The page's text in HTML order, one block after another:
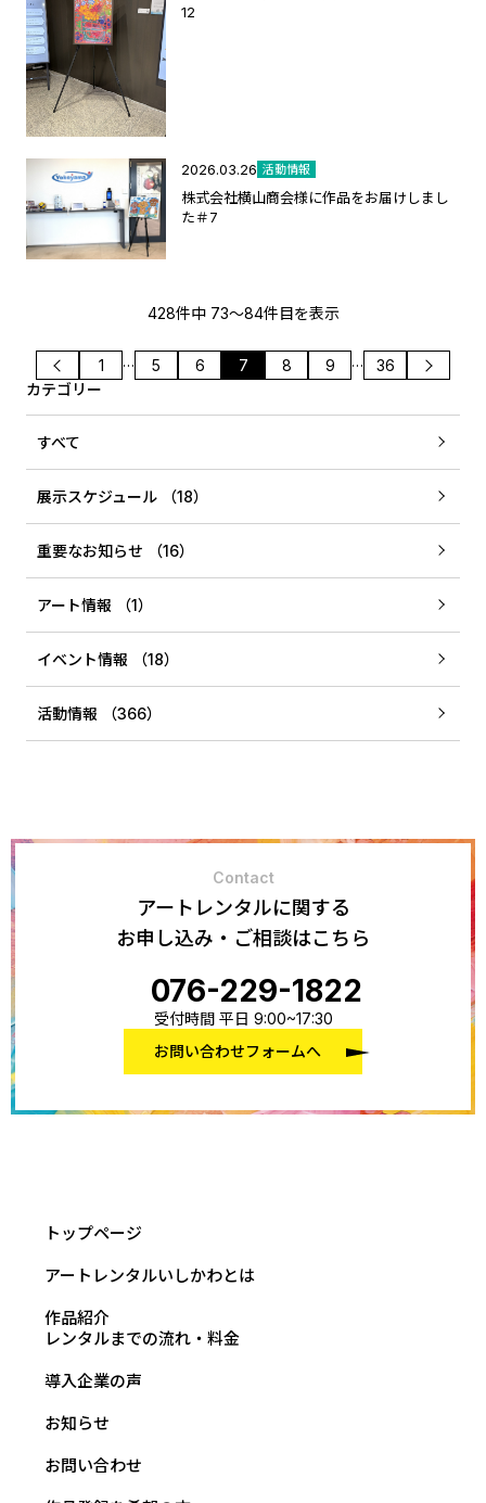
12
2026.03.26 活動情報
株式会社横山商会様に作品をお届けしまし
た＃7
428件中 73〜84件目を表示
前へ1 … 5 6 7 8 9 … 36
カテゴリー
すべて
展示スケジュール （18）
重要なお知らせ （16）
アート情報 （1）
イベント情報 （18）
活動情報 （366）
Contact
アートレンタルに関する
お申し込み・ご相談はこちら
076-229-1822
受付時間 平日 9:00~17:30
お問い合わせフォームへ
トップページ
アートレンタルいしかわとは
作品紹介
レンタルまでの流れ・料金
導入企業の声
お知らせ
お問い合わせ